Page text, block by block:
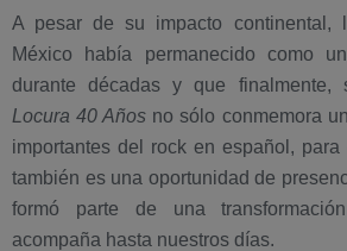
A pesar de su impacto
México había permanecido como
durante décadas y que finalmente,
Locura 40 Años no sólo conmemora
importantes del rock en español,
también es una oportunidad de
formó parte de una
acompaña hasta nuestros días.